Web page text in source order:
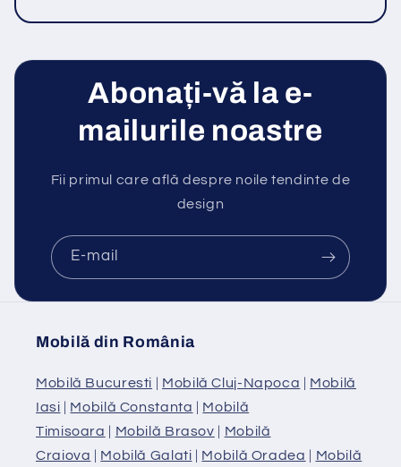
Abonați-vă la e-
mailurile noastre
Fii primul care află despre noile tendinte de
design
E-mail
Mobilă din România
Mobilă Bucuresti | Mobilă Cluj-Napoca | Mobilă
Iasi | Mobilă Constanta | Mobilă
Timisoara | Mobilă Brasov | Mobilă
Craiova | Mobilă Galati | Mobilă Oradea | Mobilă